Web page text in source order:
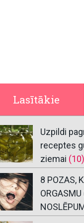
Lasītākie
Uzpildi
receptes
ziemai (10)
8 POZAS,